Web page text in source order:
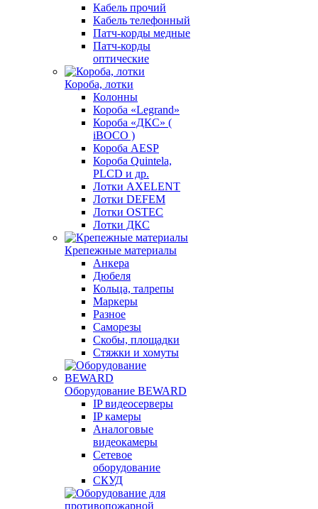
Кабель прочий
Кабель телефонный
Патч-корды медные
Патч-корды
оптические
Короба, лотки
Колонны
Короба «Legrand»
Короба «ДКС» (
iBOCO )
Короба AESP
Короба Quintela,
PLCD и др.
Лотки AXELENT
Лотки DEFEM
Лотки OSTEC
Лотки ДКС
Крепежные материалы
Анкера
Дюбеля
Кольца, талрепы
Маркеры
Разное
Саморезы
Скобы, площадки
Стяжки и хомуты
Оборудование BEWARD
IP видеосерверы
IP камеры
Аналоговые
видеокамеры
Сетевое
оборудование
СКУД